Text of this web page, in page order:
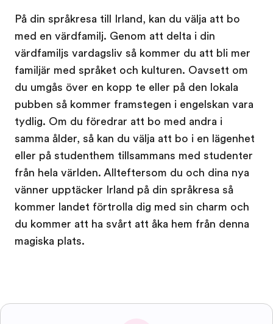
På din språkresa till Irland, kan du välja att bo
med en värdfamilj. Genom att delta i din
värdfamiljs vardagsliv så kommer du att bli mer
familjär med språket och kulturen. Oavsett om
du umgås över en kopp te eller på den lokala
pubben så kommer framstegen i engelskan vara
tydlig. Om du föredrar att bo med andra i
samma ålder, så kan du välja att bo i en lägenhet
eller på studenthem tillsammans med studenter
från hela världen. Allteftersom du och dina nya
vänner upptäcker Irland på din språkresa så
kommer landet förtrolla dig med sin charm och
du kommer att ha svårt att åka hem från denna
magiska plats.